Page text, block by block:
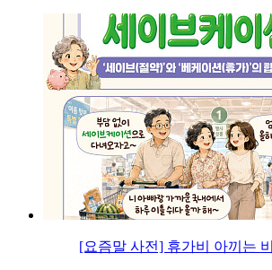
[요즘말 사전] 휴가비 아끼는